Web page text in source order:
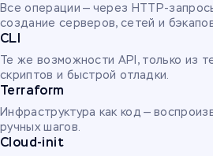
Все операции — через HTTP-
создание серверов, сетей и
CLI
Те же возможности API, только из
скриптов и быстрой отладки.
Terraform
Инфраструктура как код —
ручных шагов.
Cloud-init